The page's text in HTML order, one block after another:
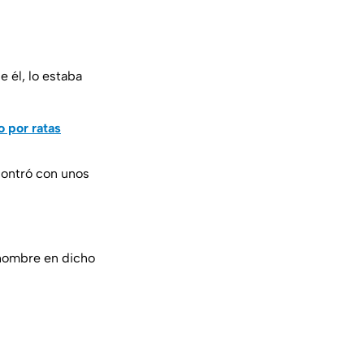
él, lo estaba
por ratas
con unos
en dicho